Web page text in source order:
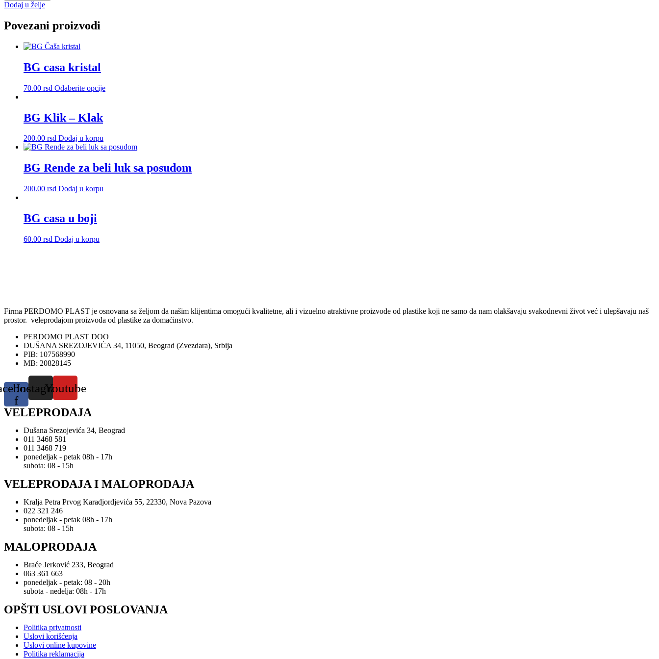
količina
Dodaj u želje
Povezani proizvodi
BG casa kristal
70.00 rsd Odaberite opcijeOvaj
biti
na
stranici
BG Klik – Klak
200.00 rsd Dodaj u korpu
BG Rende za beli luk sa posudom
200.00 rsd Dodaj u korpu
BG casa u boji
60.00 rsd Dodaj u korpu
Firma PERDOMO PLAST je osnovana sa željom da našim klijentima omogući kvalitetne, ali i vizuelno atraktivne proizvode od plastike koji ne samo da nam olakšavaju svakodnevni život već i ulepšavaju naš
prostor. veleprodajom proizvoda od plastike za domaćinstvo.
PERDOMO PLAST DOO
DUŠANA SREZOJEVIĆA 34, 11050, Beograd (Zvezdara), Srbija
PIB: 107568990
MB: 20828145
f
InstagramYoutube
VELEPRODAJA
Dušana Srezojevića 34, Beograd
011 3468 581
011 3468 719
ponedeljak - petak 08h - 17h
subota: 08 - 15h
VELEPRODAJA I MALOPRODAJA
Kralja Petra Prvog Karadjordjevića 55, 22330, Nova Pazova
022 321 246
ponedeljak - petak 08h - 17h
subota: 08 - 15h
MALOPRODAJA
Braće Jerković 233, Beograd
063 361 663
ponedeljak - petak: 08 - 20h
subota - nedelja: 08h - 17h
OPŠTI USLOVI POSLOVANJA
Politika privatnosti
Uslovi korišćenja
Uslovi online kupovine
Politika reklamacija